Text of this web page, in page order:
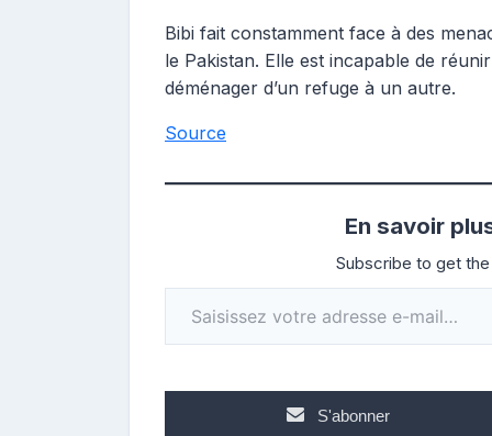
Bibi fait constamment face à des
le Pakistan. Elle est incapable de
déménager d’un refuge à un autre.
Source
En savoir
Subscribe to get
Saisissez votre adresse e-mail…
S'abonner